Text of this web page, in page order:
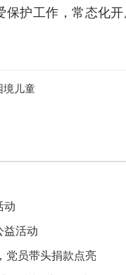
护工作，常态化
境儿童
动
益活动
党员带头捐款点亮